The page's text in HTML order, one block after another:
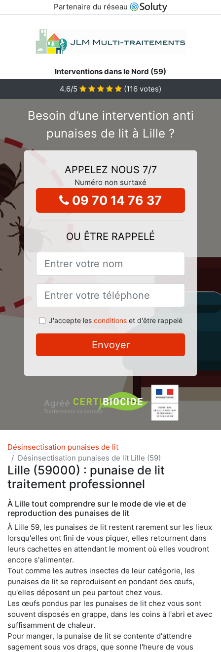
Partenaire du réseau
Interventions dans le Nord (59)
4.6/5
(116 votes)
Besoin d’une intervention anti
punaises de lit à Lille ?
APPELEZ NOUS 7/7
Numéro non surtaxé
09 70 14 76 37
OU ÊTRE RAPPELÉ
J'accepte les conditionset d'être rappelé
Envoyer
Désinsectisation punaises de lit
Désinsectisation punaises de lit Lille (59)
Lille (59000) : punaise de lit
traitement professionnel
À Lille tout comprendre sur le mode de vie et de
reproduction des punaises de lit
À Lille 59, les punaises de lit restent rarement sur les lieux
lorsqu'elles ont fini de vous piquer, elles retournent dans
leurs cachettes en attendant le moment où elles voudront
encore s'alimenter.
Tout comme les autres insectes de leur catégorie, les
punaises de lit se reproduisent en pondant des œufs,
qu'elles déposent un peu partout chez vous.
Les œufs pondus par les punaises de lit chez vous sont
souvent disposés en grappe, dans les coins à l'abri et avec
suffisamment de chaleur.
Pour manger, la punaise de lit se contente d'attendre
sagement sous vos draps, que sonne l'heure de vous